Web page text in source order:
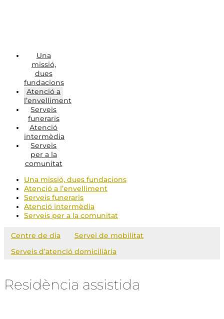
Una
missió,
dues
fundacions
Atenció a
l’envelliment
Serveis
funeraris
Atenció
intermèdia
Serveis
per a la
comunitat
Una missió, dues fundacions
Atenció a l’envelliment
Serveis funeraris
Atenció intermèdia
Serveis per a la comunitat
Centre de dia
Servei de mobilitat
Serveis d’atenció domiciliària
Residència assistida